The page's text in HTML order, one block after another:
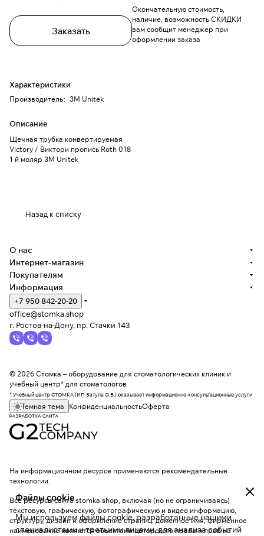
Заказать
Характеристики
Производитель: 3M Unitek
Описание
Щечная трубка конвертируемая
Victory / Виктори пропись Roth 018
1 й моляр 3M Unitek
Окончательную стоимость,
наличие, возможность СКИДКИ
вам сообщит менеджер при
оформлении заказа
Назад к списку
Файлы cookie
Мы используем файлы cookie, разработанные нашими
специалистами и третьими лицами, для анализа событий
О нас
Интернет-магазин
Покупателям
Информация
+7 950 842-20-20
office@stomka.shop
г. Ростов-на-Дону, пр. Стачки 143
© 2026 Стомка – оборудование для стоматологических клиник и
учебный центр* для стоматологов
* Учебный центр СТОМКА (ИП Затула О.В.) оказывает информационно-консультационные услуги
Темная тема КонфиденциальностьОферта
На информационном ресурсе применяются рекомендательные
технологии.
Все ресурсы сайта stomka.shop, включая (но не ограничиваясь)
текстовую, графическую, фотографическую и видео информацию,
структуру, дизайн и оформление страниц, доменное имя, фирменное
наименование являются объектами авторского права и прав на